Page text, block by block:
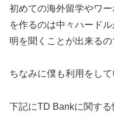
初めての海外留学やワ
を作るのは中々ハード
明を聞くことが出来るの
ちなみに僕も利用をし
下記にTD Bankに関する